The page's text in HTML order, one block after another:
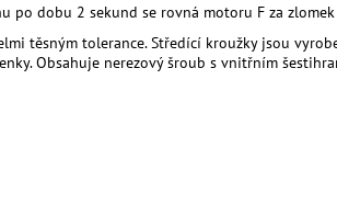
po dobu 2 sekund se rovná motoru F za zlomek
těsným tolerance. Středící kroužky jsou
Obsahuje nerezový šroub s vnitřním